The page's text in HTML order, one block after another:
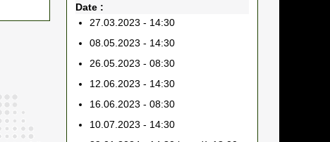
Date :
27.03.2023 - 14:30
08.05.2023 - 14:30
26.05.2023 - 08:30
12.06.2023 - 14:30
16.06.2023 - 08:30
10.07.2023 - 14:30